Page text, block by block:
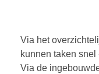
Via het
kunnen taken
Via de